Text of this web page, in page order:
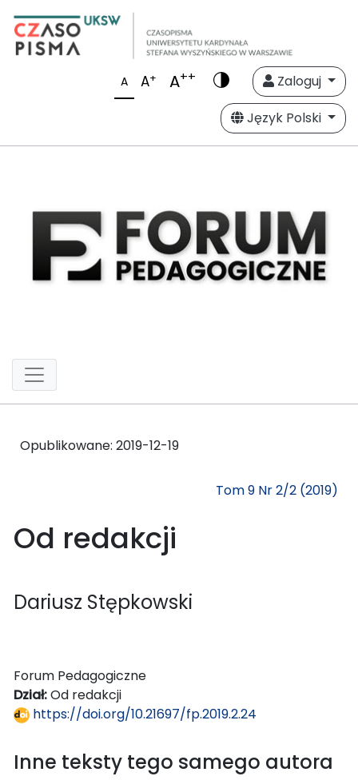
A A+ A++
Zaloguj
Język Polski
Opublikowane: 2019-12-19
Tom 9 Nr 2/2 (2019)
Od redakcji
Dariusz Stępkowski
Forum Pedagogiczne
Dział:Od redakcji
https://doi.org/10.21697/fp.2019.2.24
Inne teksty tego samego autora